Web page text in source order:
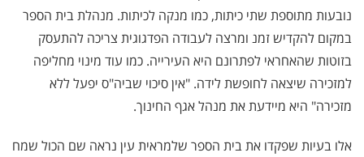
נובעות מתוספת שתי כיתות, כמו מנקה לכיתות. מנהלת בית הספר
במקום להקדיש זמנ ומרצה לעבודה הפדגוגית צריכה להתעסק
בזוטות שהאחראי לפתרונם היא העירייה. כמו עוד מינוי מחליפה
למזכירה שיצאה לחופשת לידה. "אין סיכוי שביה"ס יפעל ללא
מזכירה" היא מיידעת את מנהל אגף החינוך.
אלו בעיות שפקדו את בית הספר שלמראית עין נראה שם הכול שמח